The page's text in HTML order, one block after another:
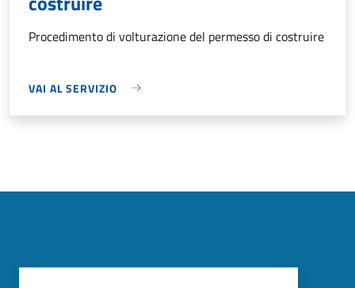
Procedimento di volturazione del permesso di costruire
VAI AL SERVIZIO